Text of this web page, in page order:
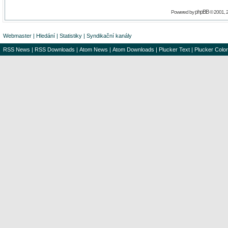
Powered byphpBB© 2001,
Webmaster | Hledání | Statistiky | Syndikační kanály
RSS News | RSS Downloads | Atom News | Atom Downloads | Plucker Text | Plucker Color